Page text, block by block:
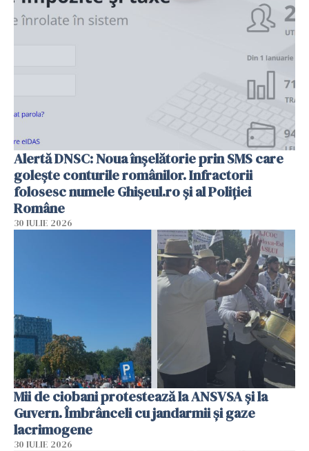
Alertă DNSC: Noua înșelătorie prin SMS care
golește conturile românilor. Infractorii
folosesc numele Ghișeul.ro și al Poliției
Române
30 IULIE 2026
Mii de ciobani protestează la ANSVSA și la
Guvern. Îmbrânceli cu jandarmii și gaze
lacrimogene
30 IULIE 2026